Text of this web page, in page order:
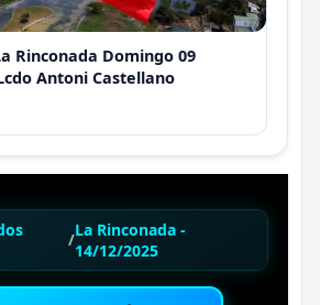
Rinconada Domingo 09
Antoni Castellano
/La Rinconada -
14/12/2025